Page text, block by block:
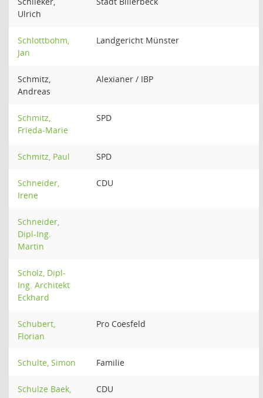
Ulrich
Schlottbohm,
Jan
Landgericht Münster
Schmitz,
Andreas
Alexianer / IBP
Schmitz,
Frieda-Marie
SPD
Schmitz, Paul SPD
Schneider,
Irene
CDU
Schneider,
Dipl-Ing.
Martin
Scholz, Dipl-
Ing. Architekt
Eckhard
Schubert,
Florian
Pro Coesfeld
Schulte, Simon Familie
Schulze Baek,
CDU